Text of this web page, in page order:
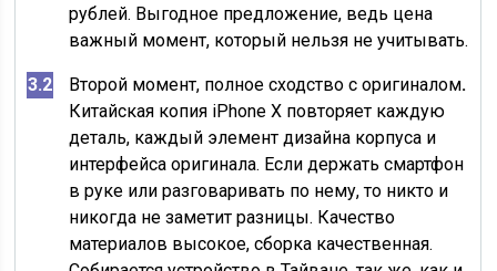
рублей. Выгодное предложение, ведь цена
важный момент, который нельзя не учитывать.
Второй момент, полное сходство с оригиналом.
Китайская копия iPhone X повторяет каждую
деталь, каждый элемент дизайна корпуса и
интерфейса оригинала. Если держать смартфон
в руке или разговаривать по нему, то никто и
никогда не заметит разницы. Качество
материалов высокое, сборка качественная.